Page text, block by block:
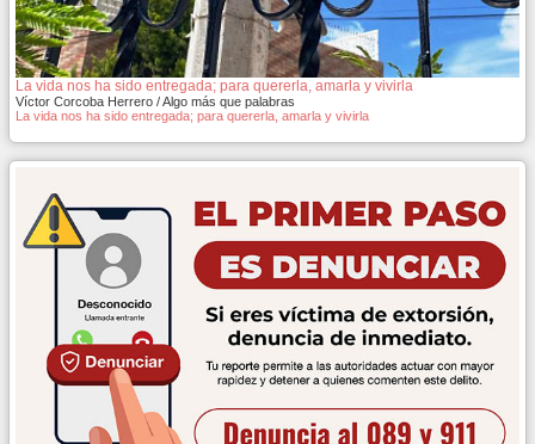
La vida nos ha sido entregada; para quererla, amarla y vivirla
Víctor Corcoba Herrero / Algo más que palabras
La vida nos ha sido entregada; para quererla, amarla y vivirla